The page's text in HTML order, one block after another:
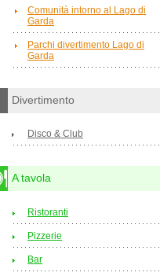
Comunità intorno al Lago di
Garda
Parchi divertimento Lago di
Garda
Divertimento
Disco & Club
A tavola
Ristoranti
Pizzerie
Bar